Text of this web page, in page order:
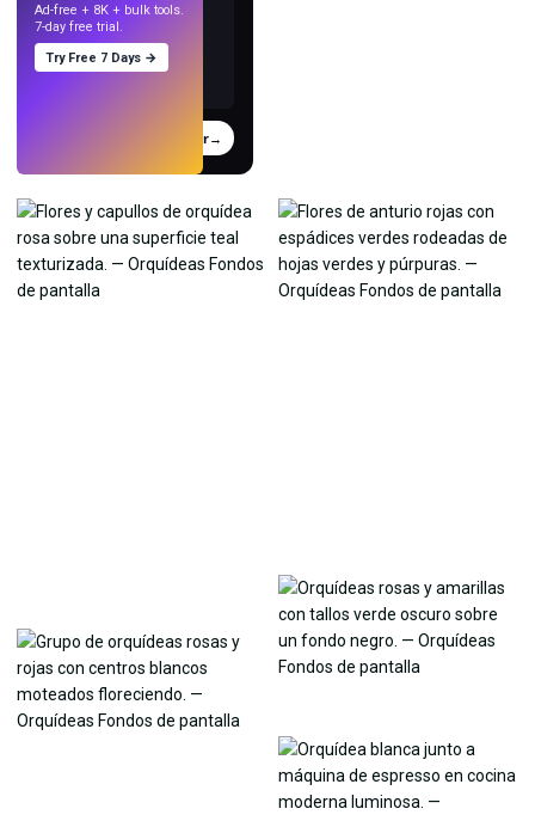
Probar→
Ad-free + 8K + bulk tools.
7-day free trial.
Try Free 7 Days →